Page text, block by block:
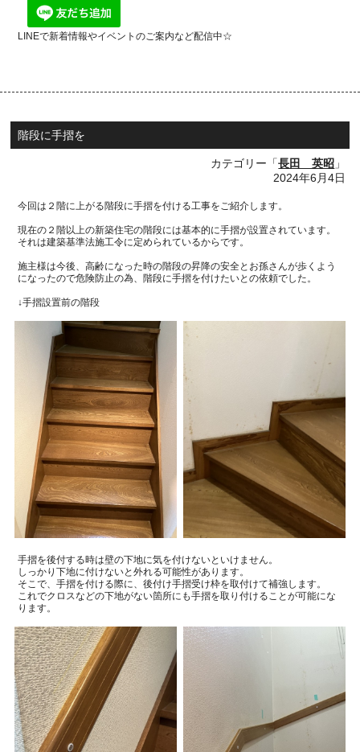
LINEで新着情報やイベントのご案内など配信中☆
階段に手摺を
カテゴリー「長田 英昭 」
2024年6月4日
今回は２階に上がる階段に手摺を付ける工事をご紹介します。
現在の２階以上の新築住宅の階段には基本的に手摺が設置されています。
それは建築基準法施工令に定められているからです。
施主様は今後、高齢になった時の階段の昇降の安全とお孫さんが歩くよう
になったので危険防止の為、階段に手摺を付けたいとの依頼でした。
↓手摺設置前の階段
手摺を後付する時は壁の下地に気を付けないといけません。
しっかり下地に付けないと外れる可能性があります。
そこで、 手摺を付ける際に、後付け手摺受け枠を取付けて補強します。
これでクロスなどの下地がない箇所にも手摺を取り付けることが可能にな
ります。